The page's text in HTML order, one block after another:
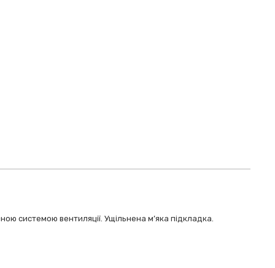
системою вентиляції. Ущільнена м’яка підкладка.